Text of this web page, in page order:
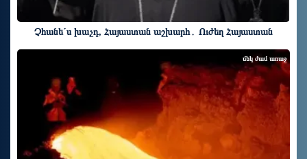
Չհանե´ս խաչդ, Հայաստան աշխարհ․ Ուժեղ Հայաստան
մեկ ժամ առաջ